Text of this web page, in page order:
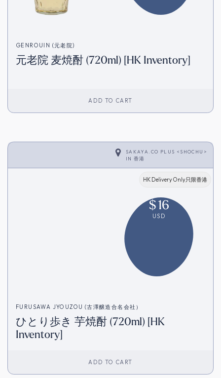
GENROUIN (元老院)
元老院 麦焼酎 (720ml) [HK Inventory]
ADD TO CART
SAKAYA.CO PLUS <SHOCHU>
IN 香港
HK Delivery Only只限香港
$16
USD
FURUSAWA JYOUZOU (古澤醸造合名会社）
ひとり歩き 芋焼酎 (720ml) [HK
Inventory]
ADD TO CART